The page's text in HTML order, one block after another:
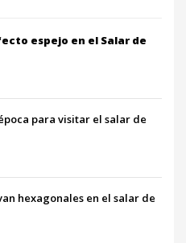
espejo en el Salar de
para visitar el salar de
hexagonales en el salar de